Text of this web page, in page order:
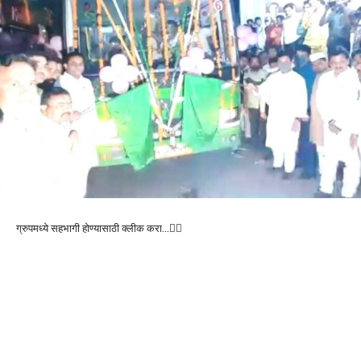
ग्रुपमध्ये सहभागी होण्यासाठी क्लीक करा…👆🏻